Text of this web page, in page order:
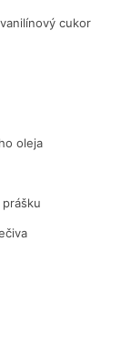
cukor
oleja